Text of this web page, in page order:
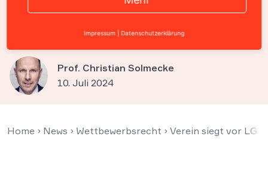
Facebook war rechtswidrig –
so wehren Sie sich richtig
Prof. Christian Solmecke
10. Juli 2024
Home › News › Wettbewerbsrecht › Verein siegt vor LG
Impressum Datenschutzerklärung